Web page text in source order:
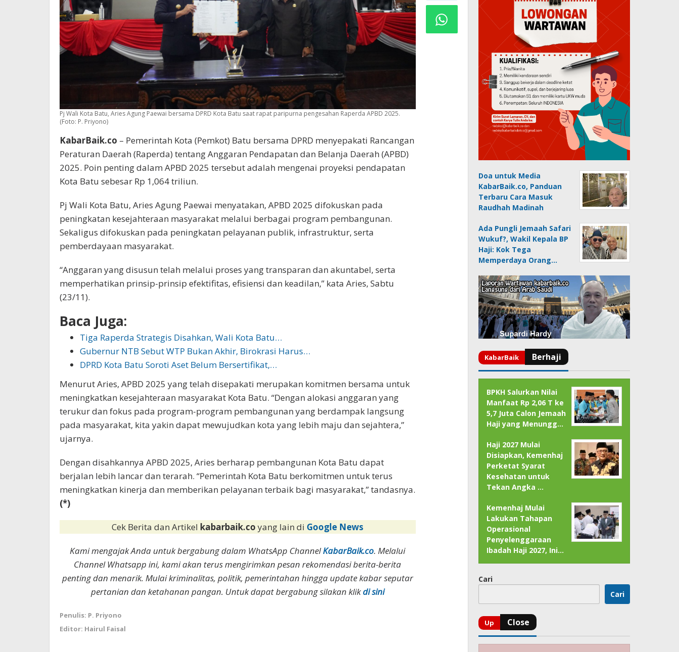
Pj Wali Kota Batu, Aries Agung Paewai bersama DPRD Kota Batu saat rapat paripurna pengesahan Raperda APBD 2025.
(Foto: P. Priyono)
KabarBaik.co – Pemerintah Kota (Pemkot) Batu bersama DPRD menyepakati Rancangan
Peraturan Daerah (Raperda) tentang Anggaran Pendapatan dan Belanja Daerah (APBD)
2025. Poin penting dalam APBD 2025 tersebut adalah mengenai proyeksi pendapatan
Kota Batu sebesar Rp 1,064 triliun.
Pj Wali Kota Batu, Aries Agung Paewai menyatakan, APBD 2025 difokuskan pada
peningkatan kesejahteraan masyarakat melalui berbagai program pembangunan.
Sekaligus difokuskan pada peningkatan pelayanan publik, infrastruktur, serta
pemberdayaan masyarakat.
“Anggaran yang disusun telah melalui proses yang transparan dan akuntabel, serta
memperhatikan prinsip-prinsip efektifitas, efisiensi dan keadilan,” kata Aries, Sabtu
(23/11).
Baca Juga:
Tiga Raperda Strategis Disahkan, Wali Kota Batu…
Gubernur NTB Sebut WTP Bukan Akhir, Birokrasi Harus…
DPRD Kota Batu Soroti Aset Belum Bersertifikat,…
Menurut Aries, APBD 2025 yang telah disepakati merupakan komitmen bersama untuk
meningkatkan kesejahteraan masyarakat Kota Batu. “Dengan alokasi anggaran yang
terukur dan fokus pada program-program pembangunan yang berdampak langsung
pada masyarakat, kita yakin dapat mewujudkan kota yang lebih maju dan sejahtera,”
ujarnya.
Dengan disahkannya APBD 2025, Aries berharap pembangunan Kota Batu dapat
berjalan lebih lancar dan terarah. “Pemerintah Kota Batu berkomitmen untuk terus
meningkatkan kinerja dan memberikan pelayanan terbaik bagi masyarakat,” tandasnya.
(*)
Cek Berita dan Artikel kabarbaik.coyang lain di Google News
Kami mengajak Anda untuk bergabung dalam WhatsApp ChannelKabarBaik.co. Melalui
Channel Whatsapp ini, kami akan terus mengirimkan pesan rekomendasi berita-berita
penting dan menarik. Mulai kriminalitas, politik, pemerintahan hingga update kabar seputar
pertanian dan ketahanan pangan. Untuk dapat bergabung silakan klikdi sini
Penulis: P. Priyono
Editor: Hairul Faisal
Doa untuk Media
KabarBaik.co, Panduan
Terbaru Cara Masuk
Raudhah Madinah
Ada Pungli Jemaah Safari
Wukuf?, Wakil Kepala BP
Haji: Kok Tega
Memperdaya Orang…
BPKH Salurkan Nilai
Manfaat Rp 2,06 T ke
5,7 Juta Calon Jemaah
Haji yang Menungg…
Haji 2027 Mulai
Disiapkan, Kemenhaj
Perketat Syarat
Kesehatan untuk
Tekan Angka …
Kemenhaj Mulai
Lakukan Tahapan
Operasional
Penyelenggaraan
Ibadah Haji 2027, Ini…
Cari
Cari